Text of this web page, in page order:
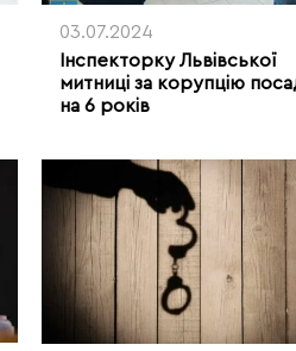
03.07.2024
Інспекторку Львівської
митниці за корупцію
на 6 років